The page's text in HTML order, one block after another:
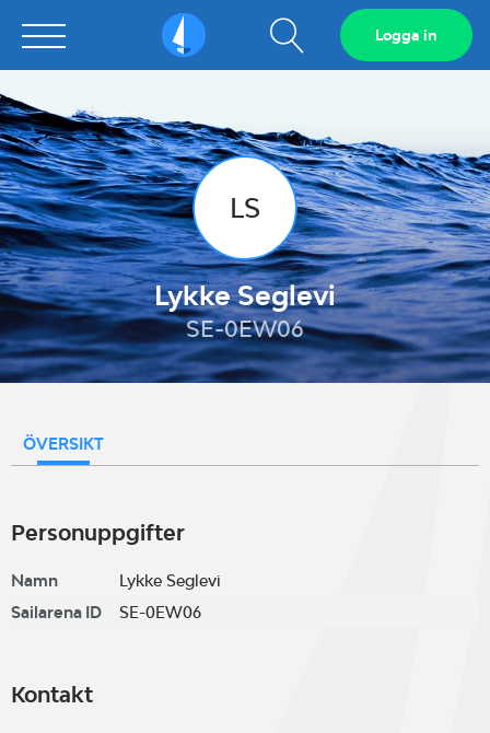
Sailarena Visa
sökfält
Logga in
LS
Lykke Seglevi
SE-0EW06
ÖVERSIKT
Personuppgifter
Namn
Lykke Seglevi
Sailarena ID
SE-0EW06
Kontakt